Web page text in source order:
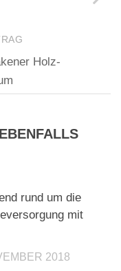
Holz-
rund um die
mit
2018